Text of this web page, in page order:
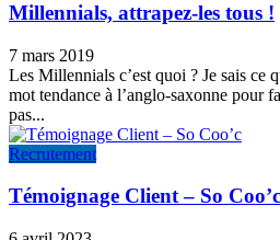
Millennials, attrapez-les tous !
7 mars 2019
Les Millennials c’est quoi ? Je sais ce
mot tendance à l’anglo-saxonne pour
pas...
Recrutement
Témoignage Client – So Coo’c